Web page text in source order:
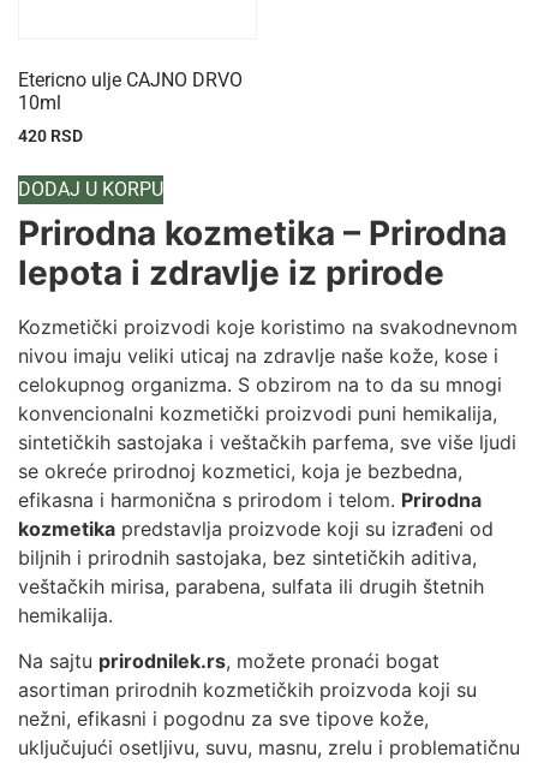
Etericno ulje CAJNO DRVO
10ml
420 RSD
DODAJ U KORPU
Prirodna kozmetika – Prirodna
lepota i zdravlje iz prirode
Kozmetički proizvodi koje koristimo na svakodnevnom
nivou imaju veliki uticaj na zdravlje naše kože, kose i
celokupnog organizma. S obzirom na to da su mnogi
konvencionalni kozmetički proizvodi puni hemikalija,
sintetičkih sastojaka i veštačkih parfema, sve više ljudi
se okreće prirodnoj kozmetici, koja je bezbedna,
efikasna i harmonična s prirodom i telom. Prirodna
kozmetika predstavlja proizvode koji su izrađeni od
biljnih i prirodnih sastojaka, bez sintetičkih aditiva,
veštačkih mirisa, parabena, sulfata ili drugih štetnih
hemikalija.
Na sajtu prirodnilek.rs, možete pronaći bogat
asortiman prirodnih kozmetičkih proizvoda koji su
nežni, efikasni i pogodnu za sve tipove kože,
uključujući osetljivu, suvu, masnu, zrelu i problematičnu